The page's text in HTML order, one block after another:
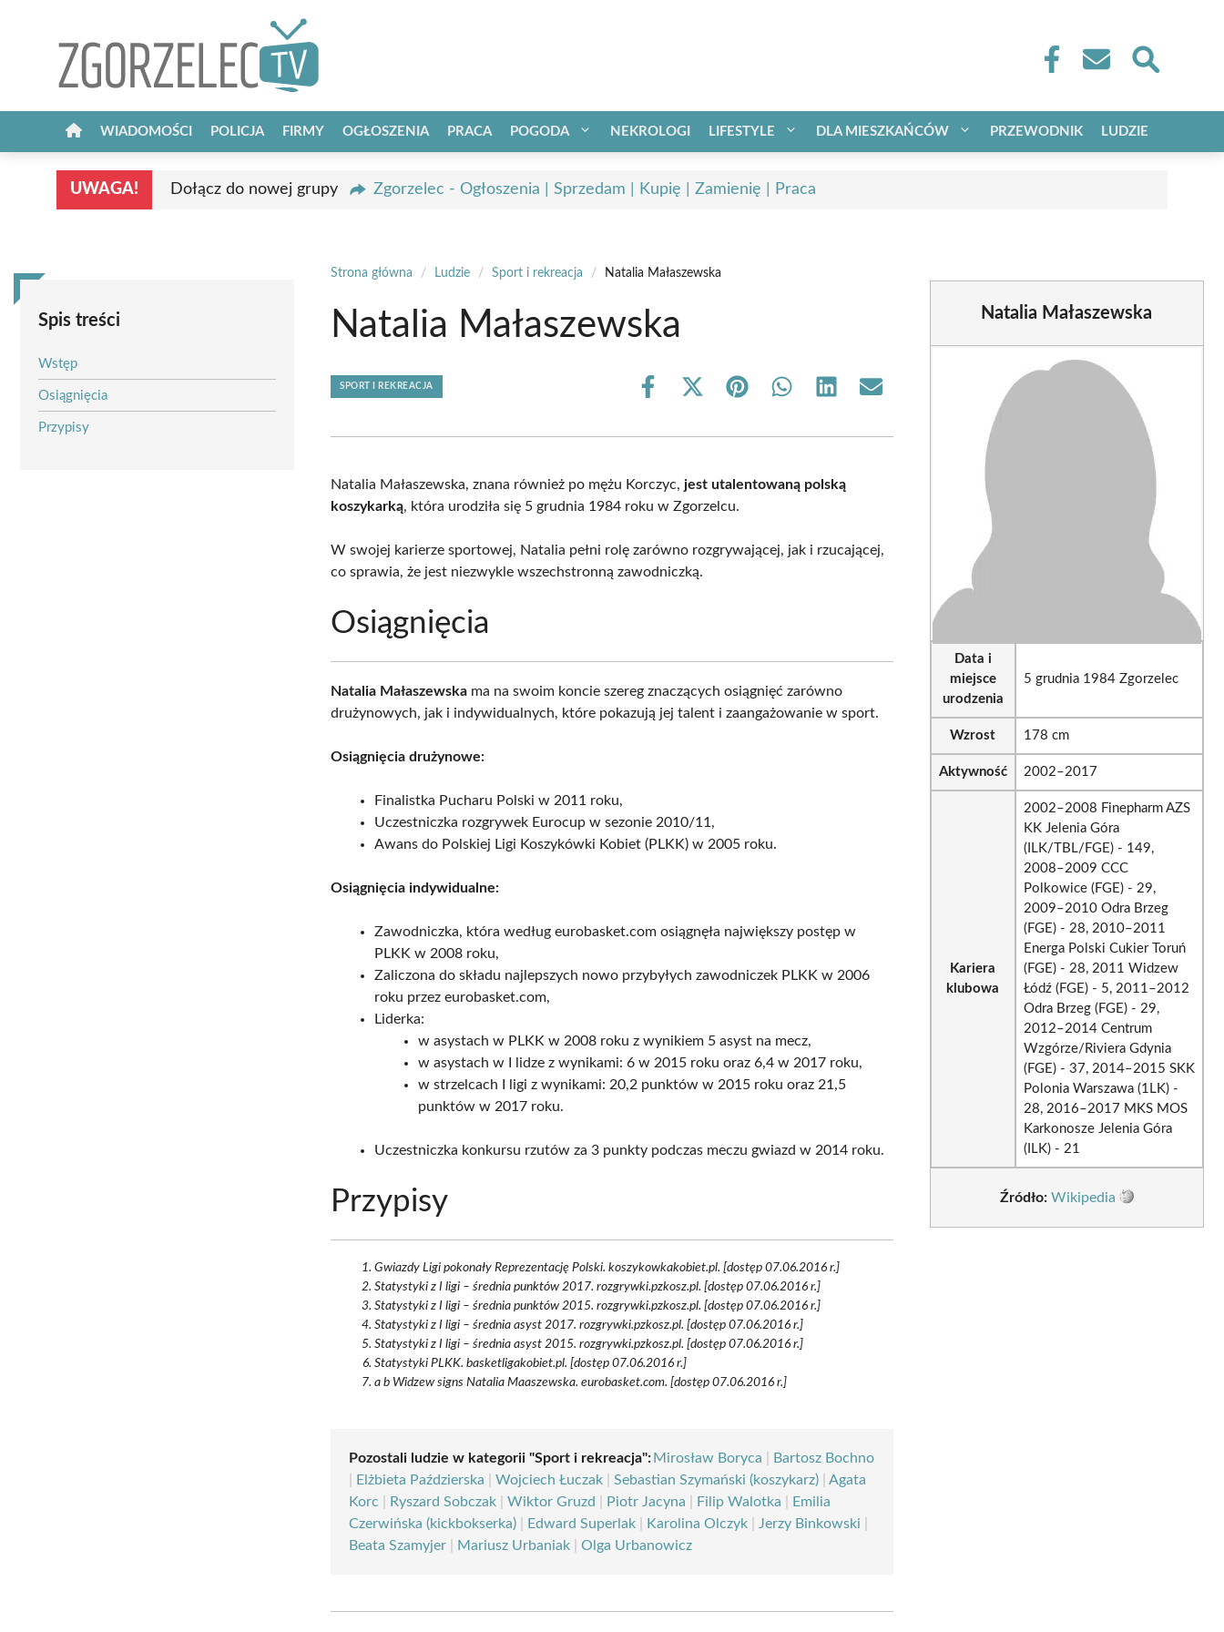
WIADOMOŚCI POLICJA FIRMY OGŁOSZENIA PRACA POGODA NEKROLOGI LIFESTYLE DLA MIESZKAŃCÓW PRZEWODNIK LUDZIE
UWAGA! Dołącz do nowej grupy Zgorzelec - Ogłoszenia | Sprzedam | Kupię | Zamienię | Praca
Spis treści
Wstęp
Osiągnięcia
Przypisy
Strona główna / Ludzie / Sport i rekreacja / Natalia Małaszewska
Natalia Małaszewska
SPORT I REKREACJA
Share
Share
(Twitter)
Share Share Share Share
Natalia Małaszewska, znana również po mężu Korczyc,jest utalentowaną polską
koszykarką, która urodziła się 5 grudnia 1984 roku w Zgorzelcu.
W swojej karierze sportowej, Natalia pełni rolę zarówno rozgrywającej, jak i rzucającej,
co sprawia, że jest niezwykle wszechstronną zawodniczką.
Osiągnięcia
Natalia Małaszewska ma na swoim koncie szereg znaczących osiągnięć zarówno
drużynowych, jak i indywidualnych, które pokazują jej talent i zaangażowanie w sport.
Osiągnięcia drużynowe:
Finalistka Pucharu Polski w 2011 roku,
Uczestniczka rozgrywek Eurocup w sezonie 2010/11,
Awans do Polskiej Ligi Koszykówki Kobiet (PLKK) w 2005 roku.
Osiągnięcia indywidualne:
Zawodniczka, która według eurobasket.com osiągnęła największy postęp w
PLKK w 2008 roku,
Zaliczona do składu najlepszych nowo przybyłych zawodniczek PLKK w 2006
roku przez eurobasket.com,
Liderka:
w asystach w PLKK w 2008 roku z wynikiem 5 asyst na mecz,
w asystach w I lidze z wynikami: 6 w 2015 roku oraz 6,4 w 2017 roku,
w strzelcach I ligi z wynikami: 20,2 punktów w 2015 roku oraz 21,5
punktów w 2017 roku.
Uczestniczka konkursu rzutów za 3 punkty podczas meczu gwiazd w 2014 roku.
Przypisy
Gwiazdy Ligi pokonały Reprezentację Polski. koszykowkakobiet.pl. [dostęp 07.06.2016 r.]
Statystyki z I ligi – średnia punktów 2017. rozgrywki.pzkosz.pl. [dostęp 07.06.2016 r.]
Statystyki z I ligi – średnia punktów 2015. rozgrywki.pzkosz.pl. [dostęp 07.06.2016 r.]
Statystyki z I ligi – średnia asyst 2017. rozgrywki.pzkosz.pl. [dostęp 07.06.2016 r.]
Statystyki z I ligi – średnia asyst 2015. rozgrywki.pzkosz.pl. [dostęp 07.06.2016 r.]
Statystyki PLKK. basketligakobiet.pl. [dostęp 07.06.2016 r.]
a b Widzew signs Natalia Maaszewska. eurobasket.com. [dostęp 07.06.2016 r.]
Pozostali ludzie w kategorii "Sport i rekreacja":Mirosław Boryca
Bartosz Bochno
Elżbieta Paździerska |Wojciech Łuczak |Sebastian Szymański (koszykarz) |Agata
Korc
Ryszard Sobczak |Wiktor Gruzd Piotr Jacyna Filip Walotka
Emilia
Czerwińska (kickbokserka)
Edward Superlak Karolina Olczyk Jerzy Binkowski
Beata Szamyjer
Mariusz Urbaniak |Olga Urbanowicz
Natalia Małaszewska
Data i
miejsce
urodzenia
5 grudnia 1984 Zgorzelec
Wzrost 178 cm
Aktywność 2002–2017
Kariera
klubowa
2002–2008 Finepharm AZS
KK Jelenia Góra
(ILK/TBL/FGE) - 149,
2008–2009 CCC
Polkowice (FGE) - 29,
2009–2010 Odra Brzeg
(FGE) - 28, 2010–2011
Energa Polski Cukier Toruń
(FGE) - 28, 2011 Widzew
Łódź (FGE) - 5, 2011–2012
Odra Brzeg (FGE) - 29,
2012–2014 Centrum
Wzgórze/Riviera Gdynia
(FGE) - 37, 2014–2015 SKK
Polonia Warszawa (1LK) -
28, 2016–2017 MKS MOS
Karkonosze Jelenia Góra
(ILK) - 21
Źródło: Wikipedia